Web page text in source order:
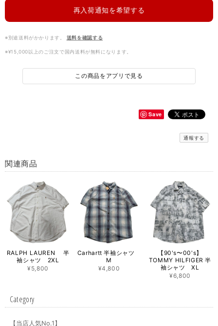
再入荷通知を希望する
※別途送料がかかります。 送料を確認する
※¥15,000以上のご注文で国内送料が無料になります。
この商品をアプリで見る
Save
通報する
関連商品
RALPH LAUREN 半
袖シャツ 2XL
¥5,800
Carhartt 半袖シャツ
M
¥4,800
【90's〜00's】
TOMMY HILFIGER 半
袖シャツ XL
¥6,800
Category
【当店人気No.1】